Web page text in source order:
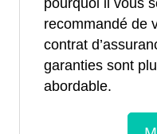
pourquoi il vous
recommandé de
contrat
garanties sont
abordable.